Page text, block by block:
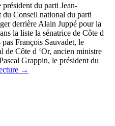
du parti Jean-
du Conseil national du parti
derrière Alain Juppé pour la
la liste la sénatrice de Côte d
François Sauvadet, le
de Côte d ‘Or, ancien ministre
Grappin, le président du
→